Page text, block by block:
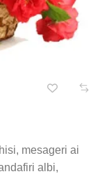
mesageri ai
albi,